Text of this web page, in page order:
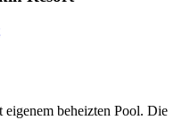
eigenem beheizten Pool. Die